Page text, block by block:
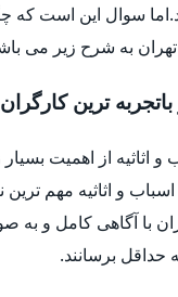
سوال این است که
تهران به شرح زیر می
ترین
از اهمیت بسیار
و اثاثیه مهم
با آگاهی کامل و به
حداقل برسانند.